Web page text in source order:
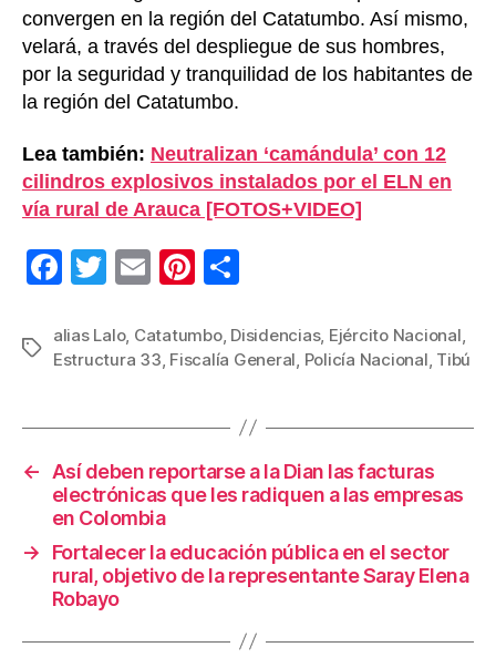
convergen en la región del Catatumbo. Así mismo,
velará, a través del despliegue de sus hombres,
por la seguridad y tranquilidad de los habitantes de
la región del Catatumbo.
Lea también: Neutralizan ‘camándula’ con 12
cilindros explosivos instalados por el ELN en
vía rural de Arauca [FOTOS+VIDEO]
F
c
e
o
k
T
tt
er
E
ail
Pi
er
e
m
p
ar
tir
Etiquetas
alias Lalo, Catatumbo, Disidencias, Ejército Nacional,
Estructura 33, Fiscalía General, Policía Nacional, Tibú
←
Así deben reportarse a la Dian las facturas
electrónicas que les radiquen a las empresas
en Colombia
→
Fortalecer la educación pública en el sector
rural, objetivo de la representante Saray Elena
Robayo